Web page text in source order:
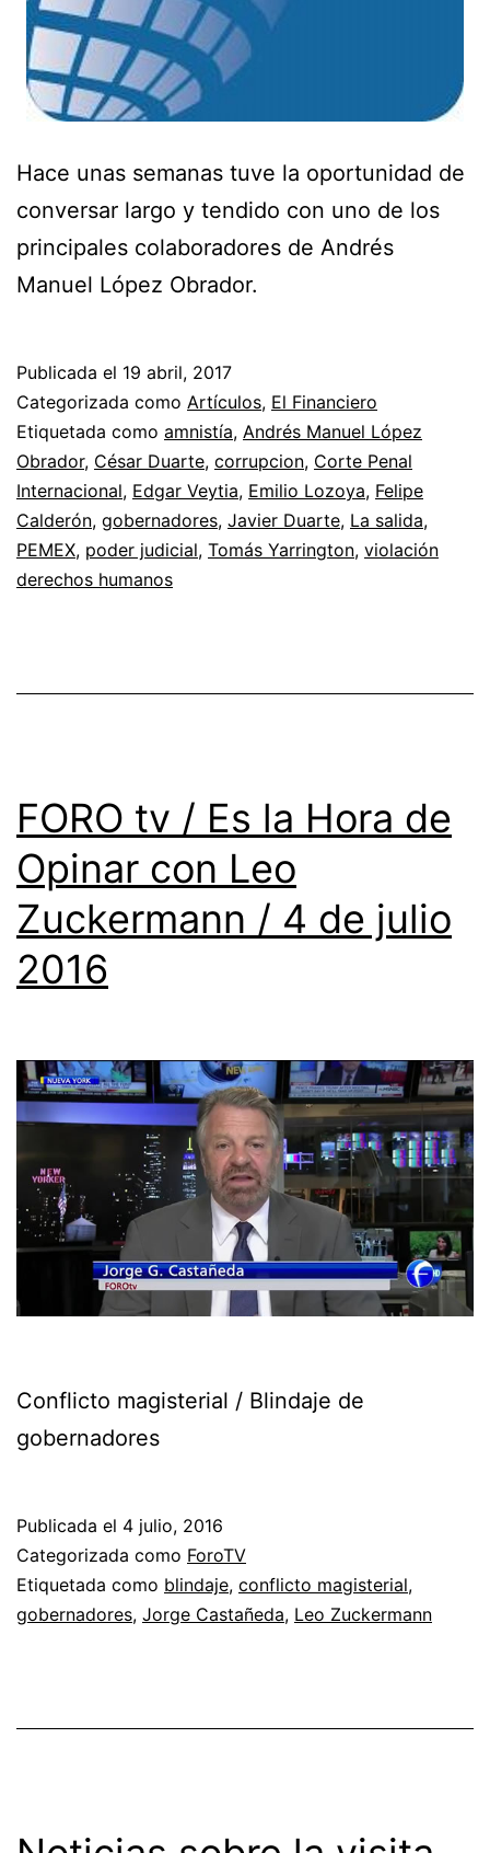
Hace unas semanas tuve la oportunidad de
conversar largo y tendido con uno de los
principales colaboradores de Andrés
Manuel López Obrador.
Publicada el 19 abril, 2017
Categorizada como Artículos, El Financiero
Etiquetada como amnistía, Andrés Manuel López
Obrador, César Duarte, corrupcion, Corte Penal
Internacional, Edgar Veytia, Emilio Lozoya, Felipe
Calderón, gobernadores, Javier Duarte, La salida,
PEMEX, poder judicial, Tomás Yarrington, violación
derechos humanos
FORO tv / Es la Hora de
Opinar con Leo
Zuckermann / 4 de julio
2016
Conflicto magisterial / Blindaje de
gobernadores
Publicada el 4 julio, 2016
Categorizada como ForoTV
Etiquetada como blindaje, conflicto magisterial,
gobernadores, Jorge Castañeda, Leo Zuckermann